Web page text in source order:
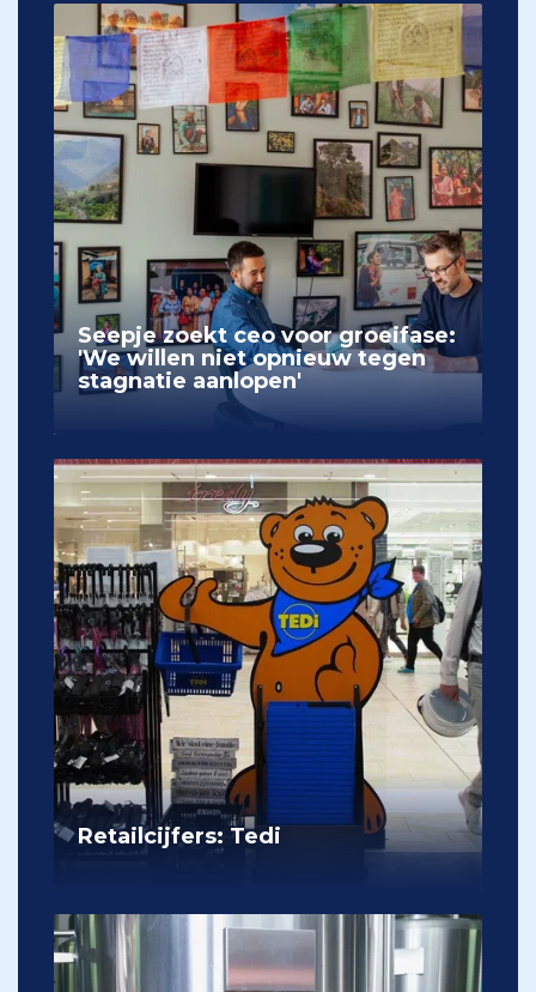
Seepje zoekt ceo voor groeifase:
'We willen niet opnieuw tegen
stagnatie aanlopen'
Retailcijfers: Tedi